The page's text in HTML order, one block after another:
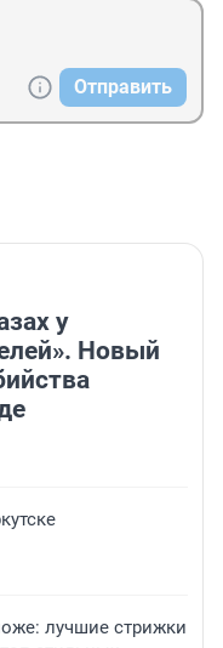
Отправить
у
Новый
лучшие стрижки